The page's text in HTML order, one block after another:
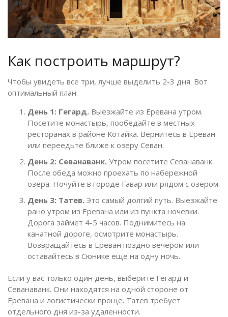
Как построить маршрут?
Чтобы увидеть все три, лучше выделить 2-3 дня. Вот
оптимальный план:
День 1: Гегард. Выезжайте из Еревана утром.
Посетите монастырь, пообедайте в местных
ресторанах в районе Котайка. Вернитесь в Ереван
или переедьте ближе к озеру Севан.
День 2: Севанаванк. Утром посетите Севанаванк.
После обеда можно проехать по набережной
озера. Ночуйте в городе Гавар или рядом с озером.
День 3: Татев. Это самый долгий путь. Выезжайте
рано утром из Еревана или из пункта ночевки.
Дорога займет 4-5 часов. Поднимитесь на
канатной дороге, осмотрите монастырь.
Возвращайтесь в Ереван поздно вечером или
оставайтесь в Сюнике еще на одну ночь.
Если у вас только один день, выберите Гегард и
Севанаванк. Они находятся на одной стороне от
Еревана и логистически проще. Татев требует
отдельного дня из-за удаленности.